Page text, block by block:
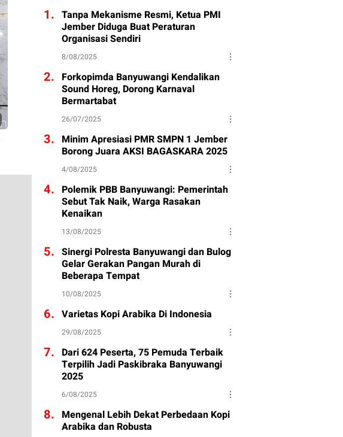
1. Tanpa Mekanisme Resmi, Ketua PMI
Jember Diduga Buat Peraturan
Organisasi Sendiri
8/08/2025
2. Forkopimda Banyuwangi Kendalikan
Sound Horeg, Dorong Karnaval
Bermartabat
26/07/2025
3. Minim Apresiasi PMR SMPN 1 Jember
Borong Juara AKSI BAGASKARA 2025
4/08/2025
4. Polemik PBB Banyuwangi: Pemerintah
Sebut Tak Naik, Warga Rasakan
Kenaikan
13/08/2025
5. Sinergi Polresta Banyuwangi dan Bulog
Gelar Gerakan Pangan Murah di
Beberapa Tempat
10/08/2025
6. Varietas Kopi Arabika Di Indonesia
29/08/2025
7. Dari 624 Peserta, 75 Pemuda Terbaik
Terpilih Jadi Paskibraka Banyuwangi
2025
6/08/2025
8. Mengenal Lebih Dekat Perbedaan Kopi
Arabika dan Robusta